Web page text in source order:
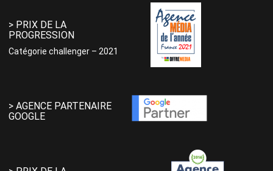
> PRIX DE LA
PROGRESSION
Catégorie challenger – 2021
> AGENCE PARTENAIRE
GOOGLE